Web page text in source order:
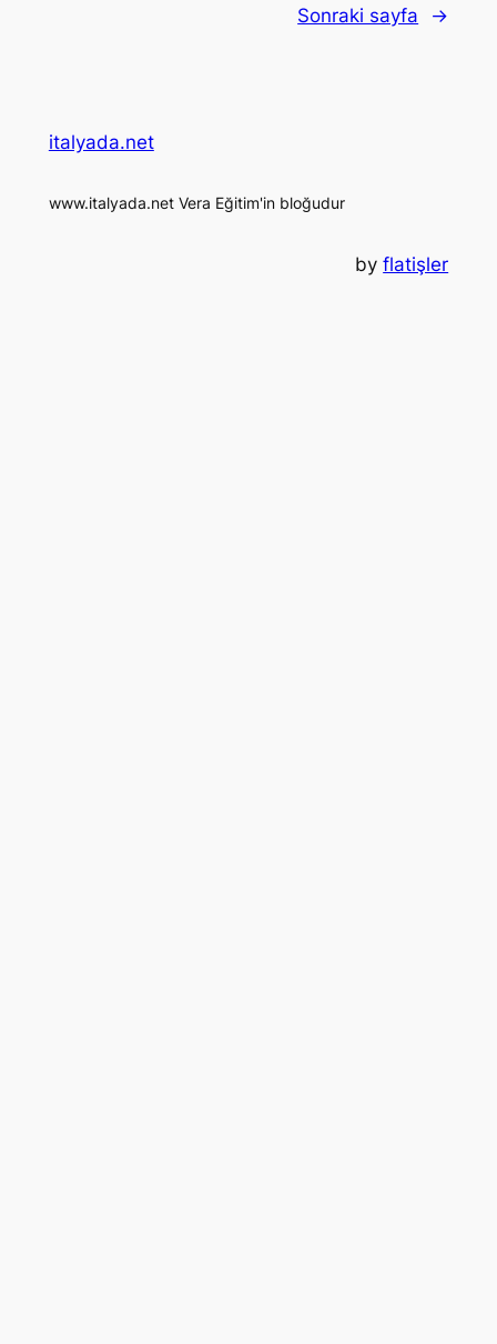
Sonraki sayfa →
italyada.net
www.italyada.net Vera Eğitim'in bloğudur
byflatişler